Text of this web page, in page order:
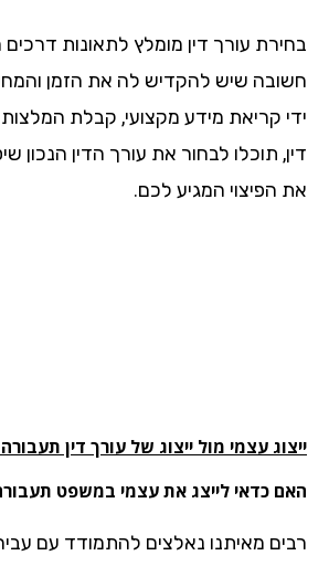
עורך דין מומלץ לתאונות דרכים
שיש להקדיש לה את הזמן והמחשבה
קריאת מידע מקצועי, קבלת המלצות
תוכלו לבחור את עורך הדין הנכון
הפיצוי המגיע לכם.
עצמי מול ייצוג של עורך דין תעבורה
כדאי לייצג את עצמי במשפט תעבורה?
מאיתנו נאלצים להתמודד עם עבירות